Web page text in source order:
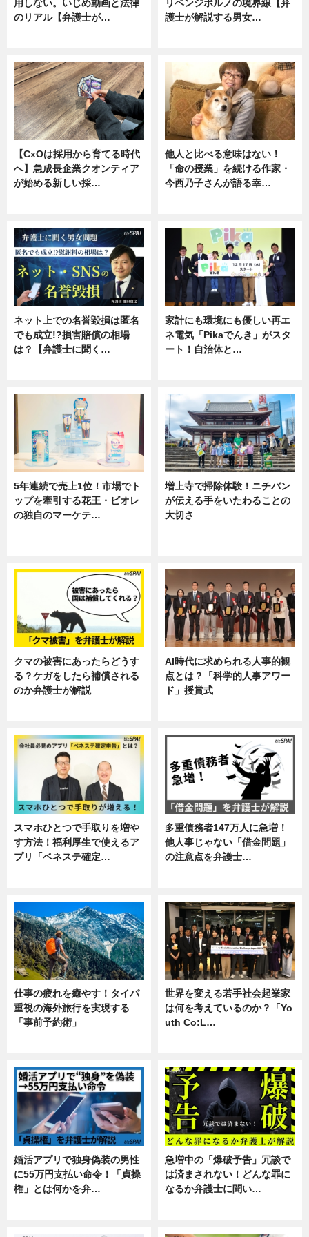
用しない。いじめ動画と法律
のリアル【弁護士が…
リベンジポルノの境界線【弁
護士が解説する男女…
【CxOは採用から育てる時代
へ】急成長企業クオンティア
が始める新しい採…
他人と比べる意味はない！
「命の授業」を続ける作家・
今西乃子さんが語る幸…
ネット上での名誉毀損は匿名
でも成立!?損害賠償の相場
は？【弁護士に聞く…
家計にも環境にも優しい再エ
ネ電気「Pikaでんき」がスタ
ート！自治体と…
5年連続で売上1位！市場でト
ップを牽引する花王・ビオレ
の独自のマーケテ…
増上寺で掃除体験！ニチバン
が伝える手をいたわることの
大切さ
クマの被害にあったらどうす
る？ケガをしたら補償される
のか弁護士が解説
AI時代に求められる人事的観
点とは？「科学的人事アワー
ド」授賞式
スマホひとつで手取りを増や
す方法！福利厚生で使えるア
プリ「ベネステ確定…
多重債務者147万人に急増！
他人事じゃない「借金問題」
の注意点を弁護士…
仕事の疲れを癒やす！タイパ
重視の海外旅行を実現する
「事前予約術」
世界を変える若手社会起業家
は何を考えているのか？「Yo
uth Co:L…
婚活アプリで独身偽装の男性
に55万円支払い命令！「貞操
権」とは何かを弁…
急増中の「爆破予告」冗談で
は済まされない！どんな罪に
なるか弁護士に聞い…